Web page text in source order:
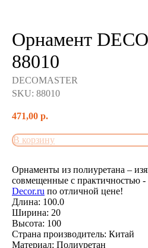
Орнамент
88010
DECOMASTER
SKU: 88010
471,00 р.
В корзину
Орнаменты из полиуретана –
совмещенные с практичностью -
Decor.ru по отличной цене!
Длина: 100.0
Ширина: 20
Высота: 100
Страна производитель: Китай
Материал: Полиуретан